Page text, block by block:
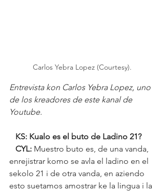
Carlos Yebra Lopez (Courtesy).
Entrevista kon Carlos Yebra Lopez, uno
de los kreadores de este kanal de
Youtube.
   KS: Kualo es el buto de Ladino 21?
   CYL:
Muestro buto es, de una vanda,
enrejistrar komo se avla el ladino en el
sekolo 21 i de otra vanda, en aziendo
esto suetamos amostrar ke la lingua i la